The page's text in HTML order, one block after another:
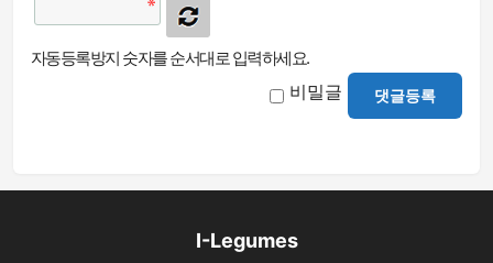
자동등록방지 숫자를 순서대로 입력하세요.
비밀글 댓글등록
I-Legumes